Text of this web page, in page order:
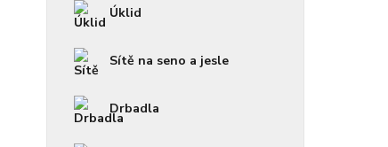
Úklid
Sítě na seno a jesle
Drbadla